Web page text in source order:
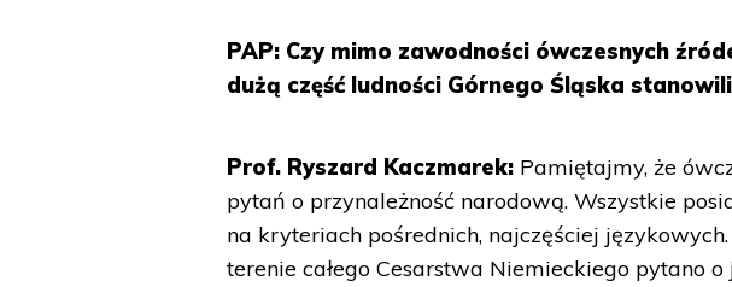
PAP: Czy mimo zawodności ówczesnych
dużą część ludności Górnego Śląska
Prof. Ryszard Kaczmarek: Pamiętajmy, że
pytań o przynależność narodową. Wszystkie
na kryteriach pośrednich, najczęściej
terenie całego Cesarstwa Niemieckiego pytano